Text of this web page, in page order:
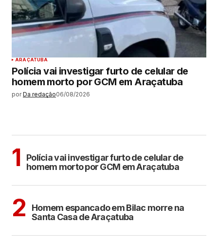
ARAÇATUBA
Polícia vai investigar furto de celular de
homem morto por GCM em Araçatuba
por Da redação06/08/2026
1
Polícia vai investigar furto de celular de
homem morto por GCM em Araçatuba
2
Homem espancado em Bilac morre na
Santa Casa de Araçatuba